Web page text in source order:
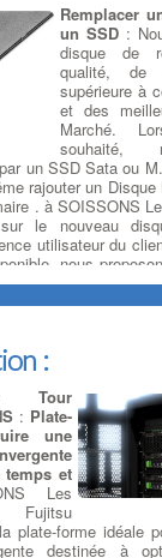
Remplacer
un SSD :
disque de
qualité, de
supérieure à
et des
Marché.
souhaité,
un SSD Sata ou
rajouter un
. à SOISSONS
le nouveau
utilisateur du
nous
conformément
Nous
votre
: Votre
type de
GPU,
nous
type de
des
:
Tour
: Plate-
une
et
Les
plate-forme idéale
destinée à